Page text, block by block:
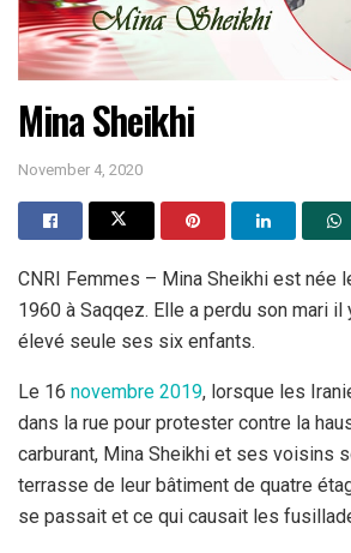
Mina Sheikhi
November 4, 2020
CNRI Femmes – Mina Sheikhi est née
1960 à Saqqez. Elle a perdu son mari il
élevé seule ses six enfants.
Le 16 novembre 2019, lorsque les
dans la rue pour protester contre la
carburant, Mina Sheikhi et ses voisins
terrasse de leur bâtiment de quatre
se passait et ce qui causait les